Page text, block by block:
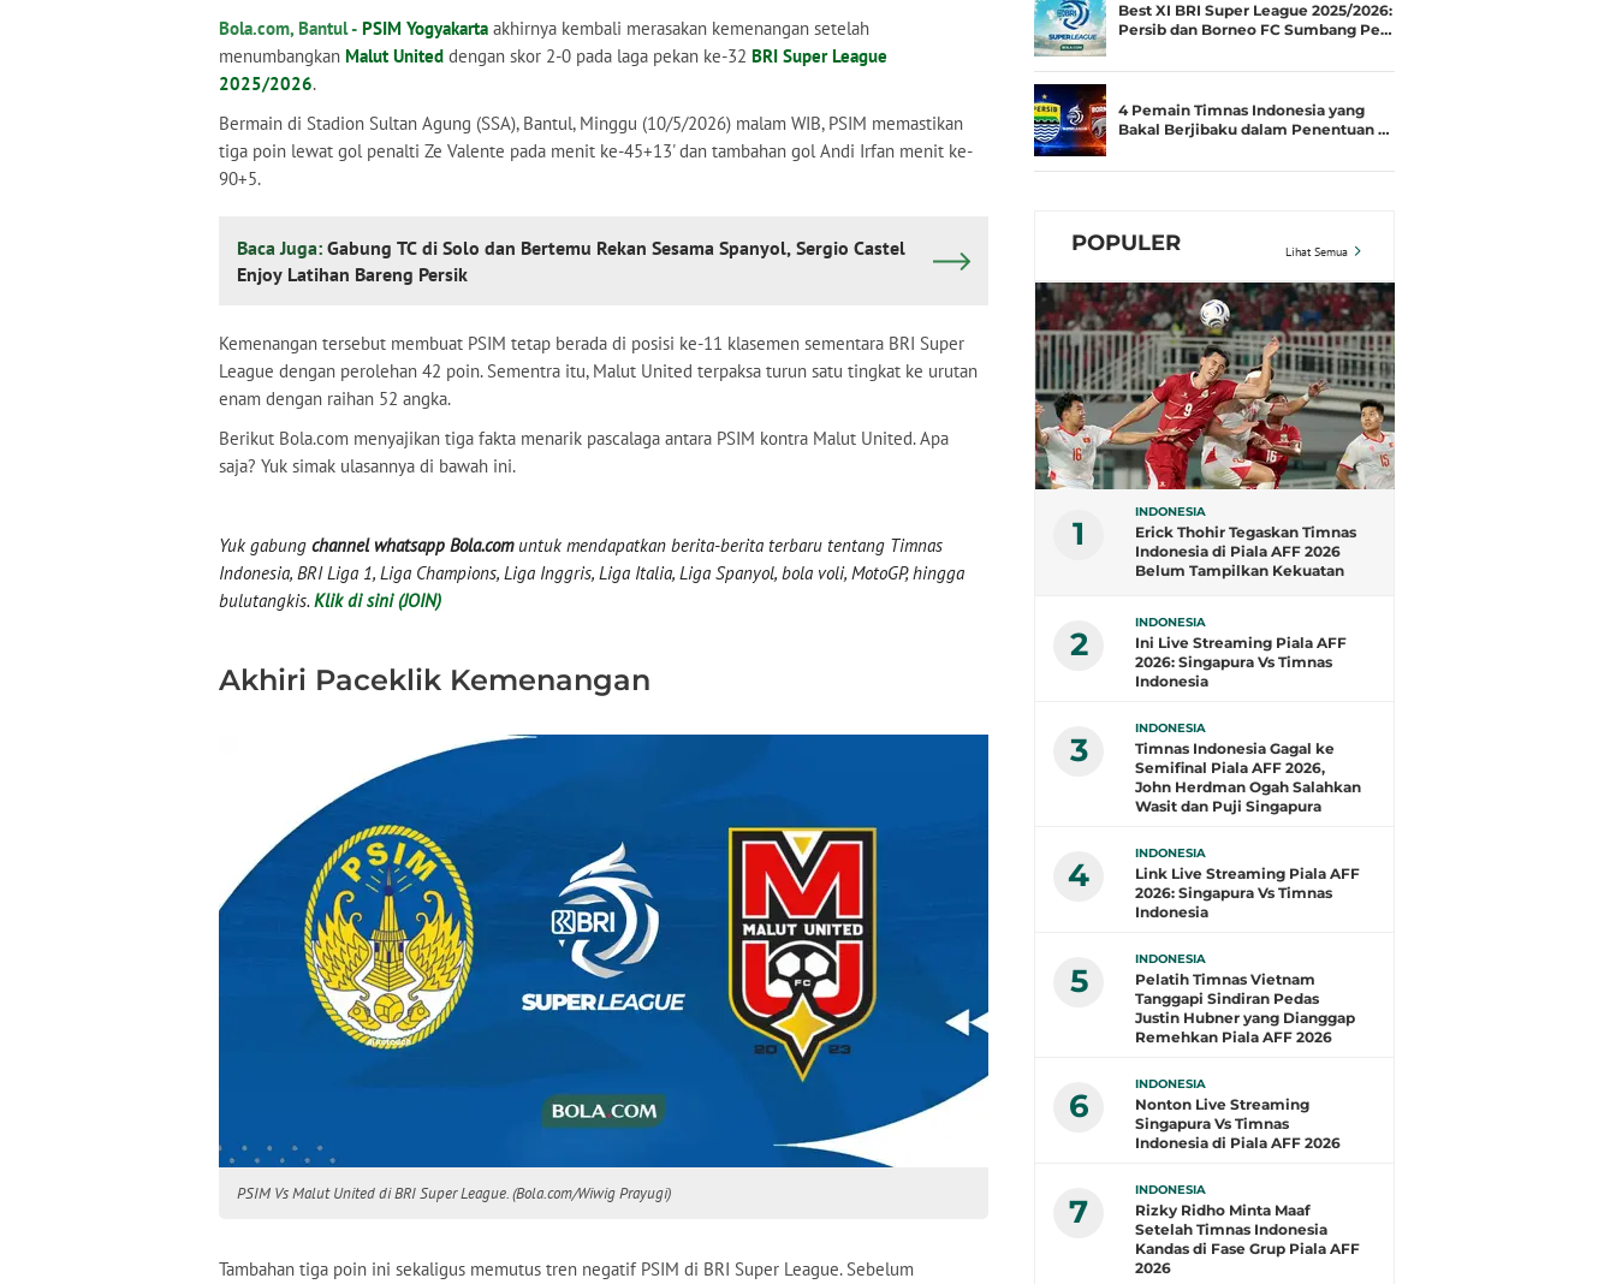
Bola.com, Bantul - PSIM Yogyakarta akhirnya kembali merasakan kemenangan setelah
menumbangkan Malut United dengan skor 2-0 pada laga pekan ke-32 BRI Super League
2025/2026.
Bermain di Stadion Sultan Agung (SSA), Bantul, Minggu (10/5/2026) malam WIB, PSIM memastikan
tiga poin lewat gol penalti Ze Valente pada menit ke-45+13' dan tambahan gol Andi Irfan menit ke-
90+5.
Baca Juga: Gabung TC di Solo dan Bertemu Rekan Sesama Spanyol, Sergio Castel
Enjoy Latihan Bareng Persik
Kemenangan tersebut membuat PSIM tetap berada di posisi ke-11 klasemen sementara BRI Super
League dengan perolehan 42 poin. Sementra itu, Malut United terpaksa turun satu tingkat ke urutan
enam dengan raihan 52 angka.
Berikut Bola.com menyajikan tiga fakta menarik pascalaga antara PSIM kontra Malut United. Apa
saja? Yuk simak ulasannya di bawah ini.
Yuk gabung channel whatsapp Bola.comuntuk mendapatkan berita-berita terbaru tentang Timnas
Indonesia, BRI Liga 1, Liga Champions, Liga Inggris, Liga Italia, Liga Spanyol, bola voli, MotoGP, hingga
bulutangkis. Klik di sini (JOIN)
Akhiri Paceklik Kemenangan
PSIM Vs Malut United di BRI Super League. (Bola.com/Wiwig Prayugi)
Tambahan tiga poin ini sekaligus memutus tren negatif PSIM di BRI Super League. Sebelum
Best XI BRI Super League 2025/2026:
Persib dan Borneo FC Sumbang Pe…
4 Pemain Timnas Indonesia yang
Bakal Berjibaku dalam Penentuan …
POPULER Lihat Semua
1
INDONESIA
Erick Thohir Tegaskan Timnas
Indonesia di Piala AFF 2026
Belum Tampilkan Kekuatan
Berpartisipasi
2
INDONESIA
Ini Live Streaming Piala AFF
2026: Singapura Vs Timnas
Indonesia
3
INDONESIA
Timnas Indonesia Gagal ke
Semifinal Piala AFF 2026,
John Herdman Ogah Salahkan
Wasit dan Puji Singapura
4
INDONESIA
Link Live Streaming Piala AFF
2026: Singapura Vs Timnas
Indonesia
5
INDONESIA
Pelatih Timnas Vietnam
Tanggapi Sindiran Pedas
Justin Hubner yang Dianggap
Remehkan Piala AFF 2026
6
INDONESIA
Nonton Live Streaming
Singapura Vs Timnas
Indonesia di Piala AFF 2026
7
INDONESIA
Rizky Ridho Minta Maaf
Setelah Timnas Indonesia
Kandas di Fase Grup Piala AFF
2026